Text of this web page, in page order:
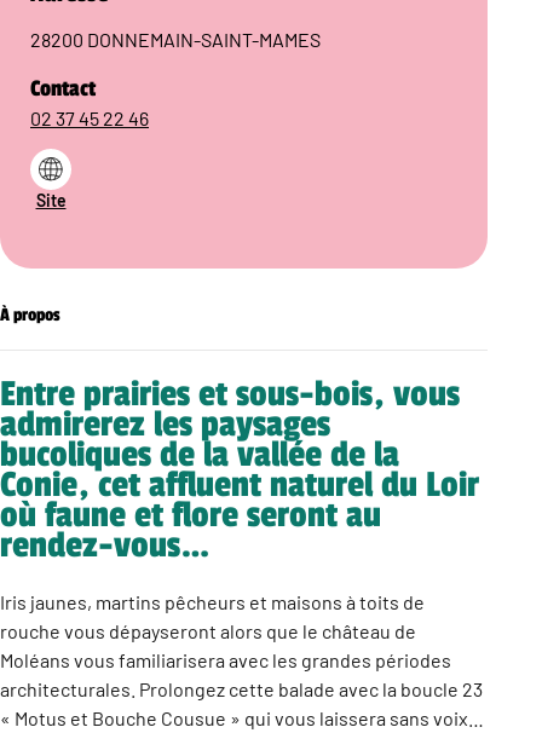
28200 DONNEMAIN-SAINT-MAMES
Contact
02 37 45 22 46
Site
À propos
Entre prairies et sous-bois, vous
admirerez les paysages
bucoliques de la vallée de la
Conie, cet affluent naturel du Loir
où faune et flore seront au
rendez-vous…
Iris jaunes, martins pêcheurs et maisons à toits de
rouche vous dépayseront alors que le château de
Moléans vous familiarisera avec les grandes périodes
architecturales. Prolongez cette balade avec la boucle 23
« Motus et Bouche Cousue » qui vous laissera sans voix…